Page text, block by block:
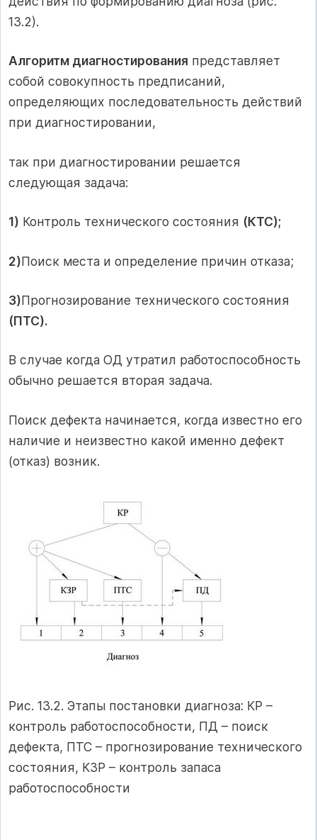
13.2).
Алгоритм диагностирования представляет
собой совокупность предписаний,
определяющих последовательность действий
при диагностировании,
так при диагностировании решается
следующая задача:
1) Контроль технического состояния (КТС);
2)Поиск места и определение причин отказа;
3)Прогнозирование технического состояния
(ПТС).
В случае когда ОД утратил работоспособность
обычно решается вторая задача.
Поиск дефекта начинается, когда известно его
наличие и неизвестно какой именно дефект
(отказ) возник.
Рис. 13.2. Этапы постановки диагноза: КР –
контроль работоспособности, ПД – поиск
дефекта, ПТС – прогнозирование технического
состояния, КЗР – контроль запаса
работоспособности